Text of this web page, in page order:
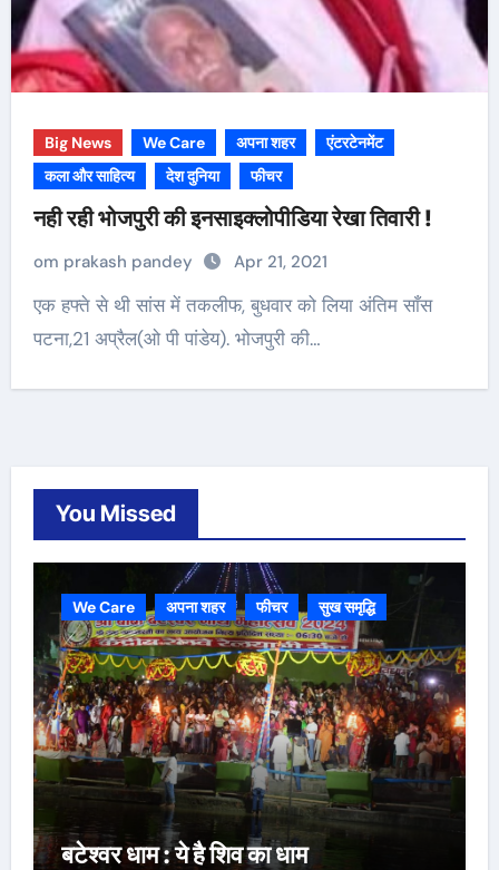
Big News We Care अपना शहर
एंटरटेनमेंट
कला और साहित्य
देश दुनिया फीचर
नही रही भोजपुरी की इनसाइक्लोपीडिया रेखा तिवारी !
om prakash pandey Apr 21, 2021
एक हफ्ते से थी सांस में तकलीफ, बुधवार को लिया अंतिम साँस
पटना,21 अप्रैल(ओ पी पांडेय). भोजपुरी की…
You Missed
We Care अपना शहर फीचर सुख समृद्धि
बटेश्वर धाम : ये है शिव का धाम